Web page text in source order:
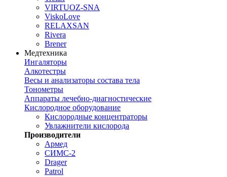
VIRTUOZ-SNA
ViskoLove
RELAXSAN
Rivera
Brener
Медтехника
Ингаляторы
Алкотестры
Весы и анализаторы состава тела
Тонометры
Аппараты лечебно-диагностические
Кислородное оборудование
Кислородные концентраторы
Увлажнители кислорода
Производители
Армед
СИМС-2
Drager
Patrol